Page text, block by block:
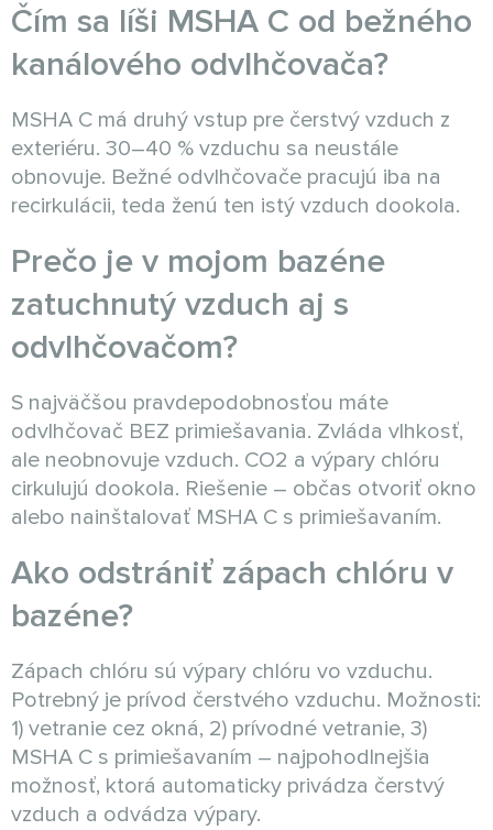
Čím sa líši MSHA C od bežného
kanálového odvlhčovača?
MSHA C má druhý vstup pre čerstvý vzduch z
exteriéru. 30–40 % vzduchu sa neustále
obnovuje. Bežné odvlhčovače pracujú iba na
recirkulácii, teda ženú ten istý vzduch dookola.
Prečo je v mojom bazéne
zatuchnutý vzduch aj s
odvlhčovačom?
S najväčšou pravdepodobnosťou máte
odvlhčovač BEZ primiešavania. Zvláda vlhkosť,
ale neobnovuje vzduch. CO2 a výpary chlóru
cirkulujú dookola. Riešenie – občas otvoriť okno
alebo nainštalovať MSHA C s primiešavaním.
Ako odstrániť zápach chlóru v
bazéne?
Zápach chlóru sú výpary chlóru vo vzduchu.
Potrebný je prívod čerstvého vzduchu. Možnosti:
1) vetranie cez okná, 2) prívodné vetranie, 3)
MSHA C s primiešavaním – najpohodlnejšia
možnosť, ktorá automaticky privádza čerstvý
vzduch a odvádza výpary.